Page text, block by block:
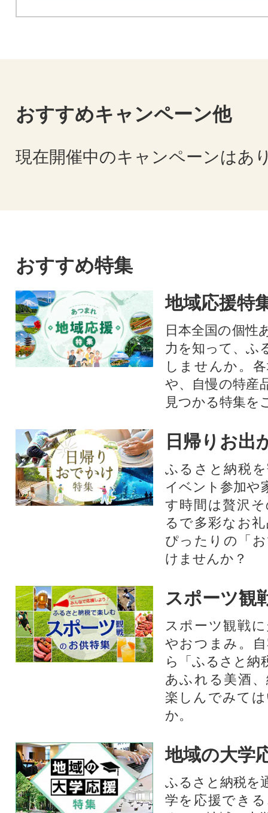
おすすめキャンペーン他
現在開催中のキャンペーンはあ
おすすめ特集
地域応援特
日本全国の個性
力を知って、ふ
しませんか。
や、自慢の特産
見つかる特集を
日帰りお出
ふるさと納税
イベント参加や
す時間は贅沢
るで多彩なお
ぴったりの「
けませんか？
スポーツ観
スポーツ観戦
やおつまみ。
ら「ふるさと納
あふれる美酒
楽しんでみて
か。
地域の大学
ふるさと納税を
学を応援でき